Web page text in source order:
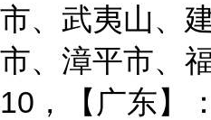
市、武夷山、
市、漳平市、
10，【广东】